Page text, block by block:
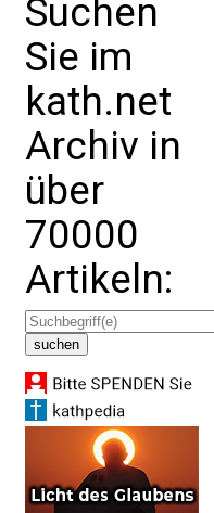
Suchen
Sie im
kath.net
Archiv in
über
70000
Artikeln: